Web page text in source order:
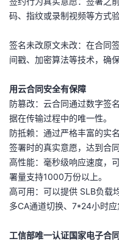
码、指纹或录制视频等方式
签名未改原文未改：在合同
间戳、加密算法等技术，确
用云合同安全有保障
防篡改：云合同通过数字签
据在传输过程中的唯一性。
防抵赖：通过严格丰富的实
签署时的真实意愿，达到合
高性能：毫秒级响应速度，
署量支持1000万份以上。
高可用：可以提供 SLB负载
多CA通道切换、7*24小时应
工信部唯一认证国家电子合